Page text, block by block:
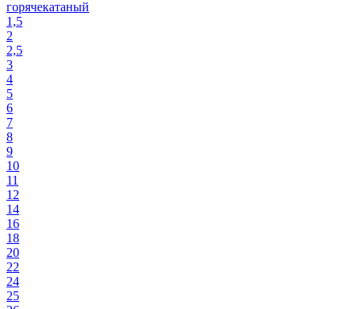
горячекатаный
1,5
2
2,5
3
4
5
6
7
8
9
10
11
12
14
16
18
20
22
24
25